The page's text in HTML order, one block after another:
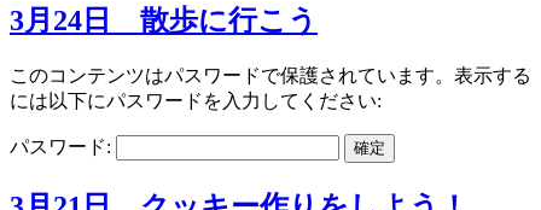
3月24日 散歩に行こう
このコンテンツはパスワードで保護されています。表示する
には以下にパスワードを入力してください:
パスワード: